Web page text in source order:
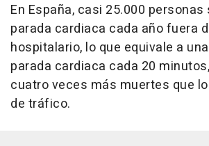
En España, casi 25.000
parada cardiaca cada año fuera
hospitalario, lo que equivale a
parada cardiaca cada 20
cuatro veces más muertes que
de tráfico.